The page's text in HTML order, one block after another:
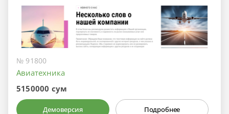
№ 91800
Авиатехника
5150000 сум
Демоверсия Подробнее